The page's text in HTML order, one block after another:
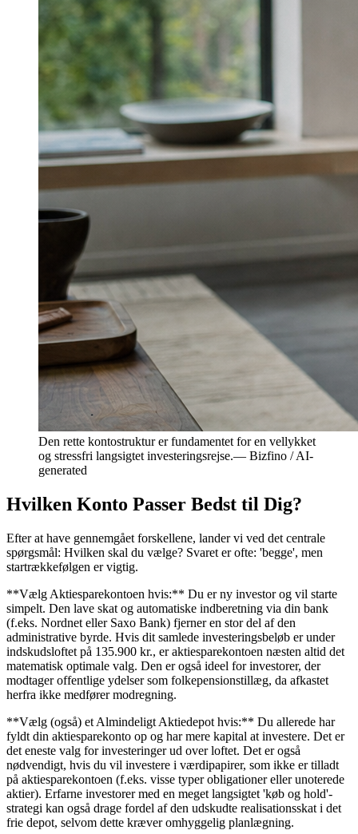
Den rette kontostruktur er fundamentet for en vellykket
og stressfri langsigtet investeringsrejse.— Bizfino / AI-
generated
Hvilken Konto Passer Bedst til Dig?
Efter at have gennemgået forskellene, lander vi ved det centrale
spørgsmål: Hvilken skal du vælge? Svaret er ofte: 'begge', men
startrækkefølgen er vigtig.
**Vælg Aktiesparekontoen hvis:** Du er ny investor og vil starte
simpelt. Den lave skat og automatiske indberetning via din bank
(f.eks. Nordnet eller Saxo Bank) fjerner en stor del af den
administrative byrde. Hvis dit samlede investeringsbeløb er under
indskudsloftet på 135.900 kr., er aktiesparekontoen næsten altid det
matematisk optimale valg. Den er også ideel for investorer, der
modtager offentlige ydelser som folkepensionstillæg, da afkastet
herfra ikke medfører modregning.
**Vælg (også) et Almindeligt Aktiedepot hvis:** Du allerede har
fyldt din aktiesparekonto op og har mere kapital at investere. Det er
det eneste valg for investeringer ud over loftet. Det er også
nødvendigt, hvis du vil investere i værdipapirer, som ikke er tilladt
på aktiesparekontoen (f.eks. visse typer obligationer eller unoterede
aktier). Erfarne investorer med en meget langsigtet 'køb og hold'-
strategi kan også drage fordel af den udskudte realisationsskat i det
frie depot, selvom dette kræver omhyggelig planlægning.